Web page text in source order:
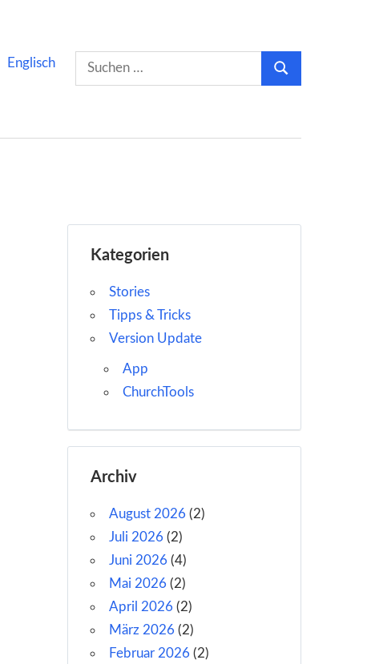
Suchen
nach:
Suchen
Englisch
Kategorien
Stories
Tipps & Tricks
Version Update
App
ChurchTools
Archiv
August 2026 (2)
Juli 2026 (2)
Juni 2026 (4)
Mai 2026 (2)
April 2026 (2)
März 2026 (2)
Februar 2026 (2)